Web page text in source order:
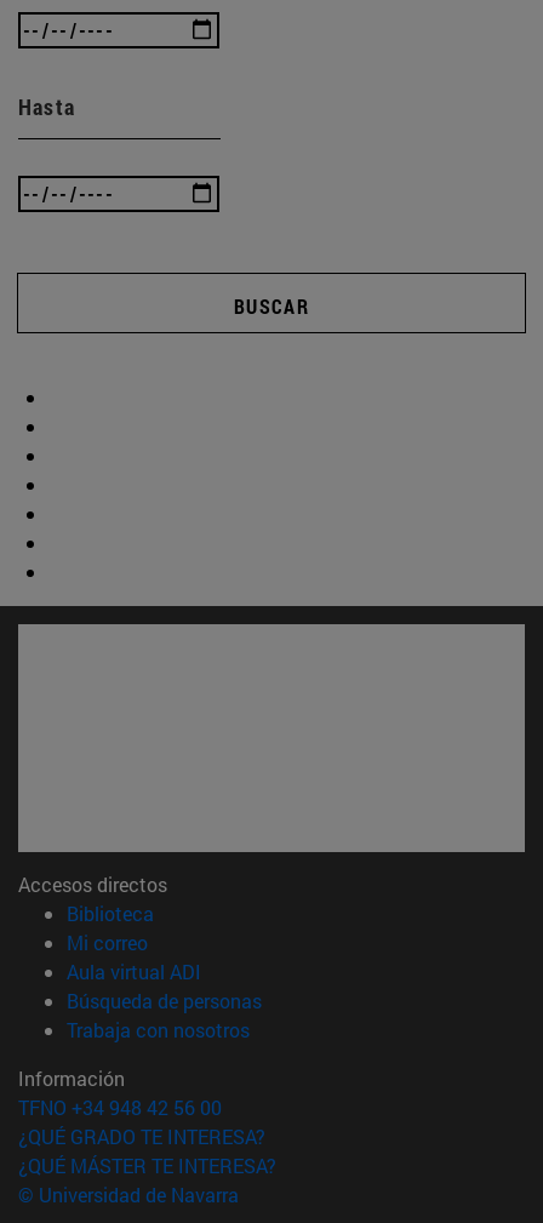
Hasta
BUSCAR
Accesos directos
Biblioteca
Mi correo(abre en nueva ventana)
Aula virtual ADI
Búsqueda de personas(abre en nueva ventana)
Trabaja con nosotros(abre en nueva ventana)
Información
TFNO +34 948 42 56 00
¿QUÉ GRADO TE INTERESA?
¿QUÉ MÁSTER TE INTERESA?
© Universidad de Navarra